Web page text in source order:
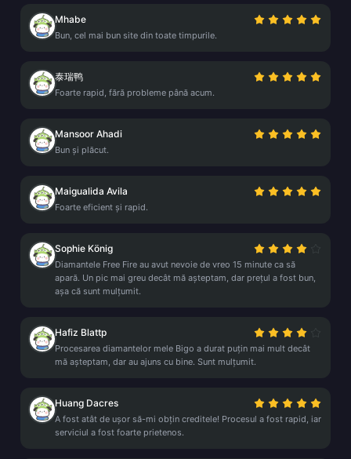
Mhabe
Bun, cel mai bun site din toate timpurile.
泰瑞鸭
Foarte rapid, fără probleme până acum.
Mansoor Ahadi
Bun și plăcut.
Maigualida Avila
Foarte eficient și rapid.
Sophie König
Diamantele Free Fire au avut nevoie de vreo 15 minute ca să
apară. Un pic mai greu decât mă așteptam, dar prețul a fost bun,
așa că sunt mulțumit.
Hafiz Blattp
Procesarea diamantelor mele Bigo a durat puțin mai mult decât
mă așteptam, dar au ajuns cu bine. Sunt mulțumit.
Huang Dacres
A fost atât de ușor să-mi obțin creditele! Procesul a fost rapid, iar
serviciul a fost foarte prietenos.